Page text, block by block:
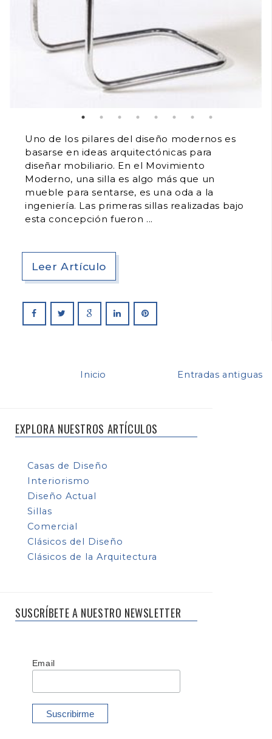
Uno de los pilares del diseño modernos es
basarse en ideas arquitectónicas para
diseñar mobiliario. En el Movimiento
Moderno, una silla es algo más que un
mueble para sentarse, es una oda a la
ingeniería. Las primeras sillas realizadas bajo
esta concepción fueron
Leer Artículo
Entradas antiguas
Inicio
EXPLORA NUESTROS ARTÍCULOS
Casas de Diseño
Interiorismo
Diseño Actual
Sillas
Comercial
Clásicos del Diseño
Clásicos de la Arquitectura
SUSCRÍBETE A NUESTRO NEWSLETTER
Email